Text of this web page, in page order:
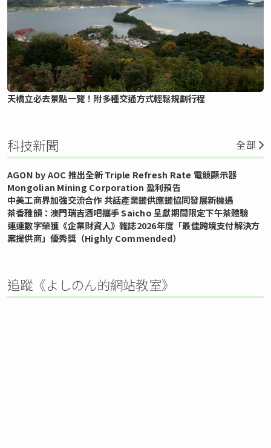
天橋立必去景點一覽！附多種交通方式輕鬆規劃行程
科技新聞 全部
AGON by AOC 推出全新 Triple Refresh Rate 電競顯示器
Mongolian Mining Corporation 盈利預告
中美工商界加強交流合作 共話產業鏈供應鏈協同發展新機遇
茶香雅韻：澳門瑞吉酒吧攜手 Saicho 呈獻期間限定下午茶體驗
連連數字榮獲《企業財資人》雜誌2026年度「最佳跨境支付解決方
案提供商」優秀獎（Highly Commended）
追蹤《よしのん的網站教室》